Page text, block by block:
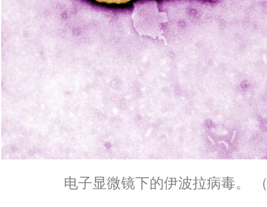
电子显微镜下的伊波拉病毒。 （